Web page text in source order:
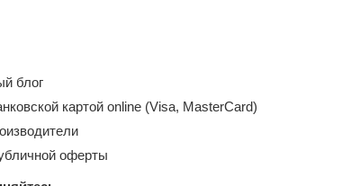
блог
картой online (Visa, MasterCard)
оферты